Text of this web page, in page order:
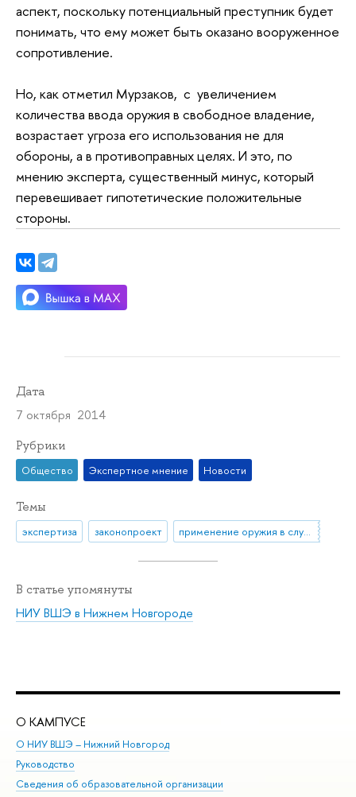
аспект, поскольку потенциальный преступник будет
понимать, что ему может быть оказано вооруженное
сопротивление.
Но, как отметил Мурзаков, с увеличением
количества ввода оружия в свободное владение,
возрастает угроза его использования не для
обороны, а в противоправных целях. И это, по
мнению эксперта, существенный минус, который
перевешивает гипотетические положительные
стороны.
Дата
7 октября 2014
Рубрики
Общество Экспертное мнение Новости
Темы
экспертиза законопроект применение оружия в случае самообороны
В статье упомянуты
НИУ ВШЭ в Нижнем Новгороде
О КАМПУСЕ
О НИУ ВШЭ – Нижний Новгород
Руководство
Сведения об образовательной организации